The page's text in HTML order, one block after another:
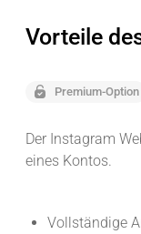
Vorteile
Premium-Option
Der Instagram
eines Kontos.
Vollständige